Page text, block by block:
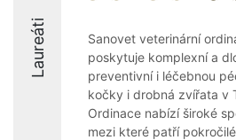
Laureáti
Sanovet veterinární
poskytuje komplexní a
preventivní i léčebnou
kočky i drobná zvířata v
Ordinace nabízí široké
mezi které patří